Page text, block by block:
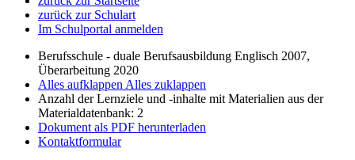
zurück zur Schulart
Im Schulportal anmelden
Berufsschule - duale Berufsausbildung Englisch 2007,
Überarbeitung 2020
Alles aufklappen Alles zuklappen
Anzahl der Lernziele und -inhalte mit Materialien aus der
Materialdatenbank: 2
Dokument als PDF herunterladen
Kontaktformular